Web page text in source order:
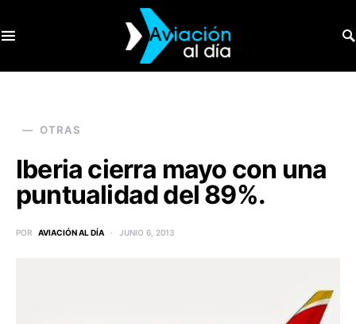
OTRAS
Iberia cierra mayo con una
puntualidad del 89%.
POR AVIACIÓN AL DÍA JUNIO 6, 2013